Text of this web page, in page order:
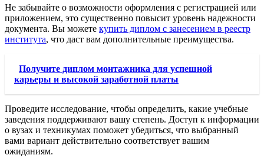
Не забывайте о возможности оформления с регистрацией или
приложением, это существенно повысит уровень надежности
документа. Вы можете купить диплом с занесением в реестр
института, что даст вам дополнительные преимущества.
Получите диплом монтажника для успешной
карьеры и высокой заработной платы
Проведите исследование, чтобы определить, какие учебные
заведения поддерживают вашу степень. Доступ к информации
о вузах и техникумах поможет убедиться, что выбранный
вами вариант действительно соответствует вашим
ожиданиям.